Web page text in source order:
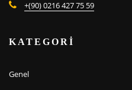
+(90) 0216 427 75 59
KATEGORİ
Genel